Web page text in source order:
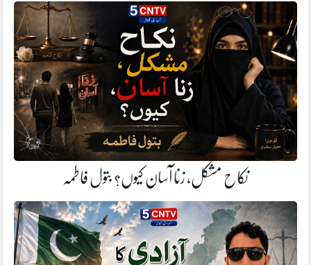
نکاح مشکل، زنا آسان کیوں؟ بتول فاطمہ